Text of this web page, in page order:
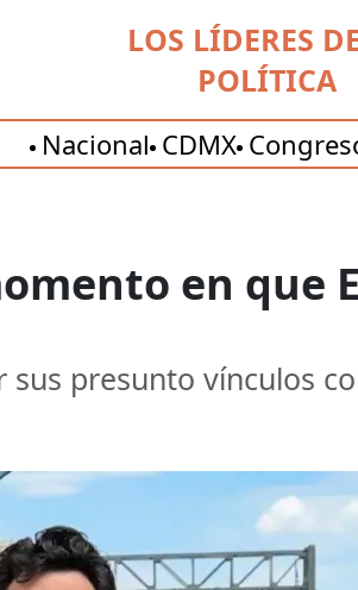
LOS LÍDERES
POLÍTICA
Nacional CDMX
en que
presunto vínculos